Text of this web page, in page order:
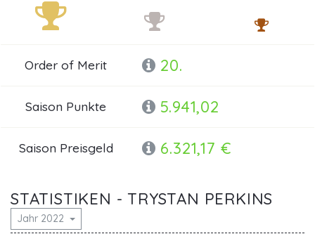
Order of Merit 20.
Saison Punkte 5.941,02
Saison Preisgeld 6.321,17 €
STATISTIKEN - TRYSTAN PERKINS
Jahr 2022